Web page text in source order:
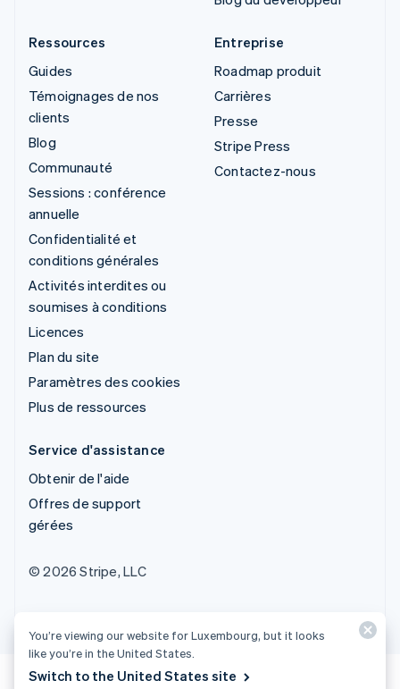
Ressources
Guides
Témoignages de nos
clients
Blog
Communauté
Sessions : conférence
annuelle
Confidentialité et
conditions générales
Activités interdites ou
soumises à conditions
Licences
Plan du site
Paramètres des cookies
Plus de ressources
Entreprise
Roadmap produit
Carrières
Presse
Stripe Press
Contactez-nous
Service d'assistance
Obtenir de l'aide
Offres de support
gérées
© 2026 Stripe, LLC
You’re viewing our website for Luxembourg, but it looks
like you’re in the United States.
Switch to the United States site